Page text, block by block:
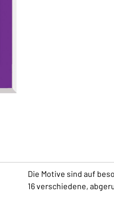
Die Motive sind auf
16 verschiedene,